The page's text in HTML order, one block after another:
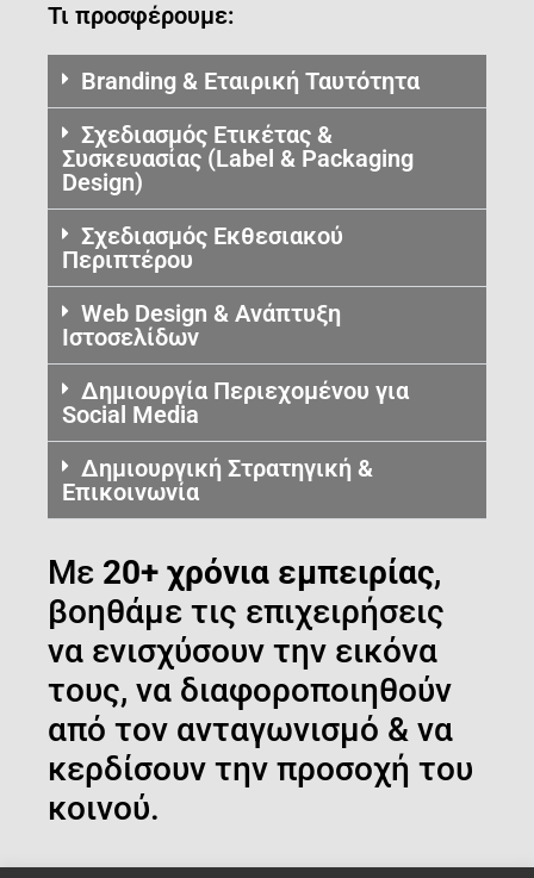
Τι προσφέρουμε:
Branding & Εταιρική Ταυτότητα
Σχεδιασμός Ετικέτας &
Συσκευασίας (Label & Packaging
Design)
Σχεδιασμός Εκθεσιακού
Περιπτέρου
Web Design & Ανάπτυξη
Ιστοσελίδων
Δημιουργία Περιεχομένου για
Social Media
Δημιουργική Στρατηγική &
Επικοινωνία
Με 20+ χρόνια εμπειρίας,
βοηθάμε τις επιχειρήσεις
να ενισχύσουν την εικόνα
τους, να διαφοροποιηθούν
από τον ανταγωνισμό & να
κερδίσουν την προσοχή του
κοινού.